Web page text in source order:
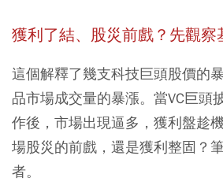
獲利了結、股災前戲？先觀察
這個解釋了幾支科技巨頭股價的
品市場成交量的暴漲。當VC巨頭
作後，市場出現逼多，獲利盤趁
場股災的前戲，還是獲利整固？
者。